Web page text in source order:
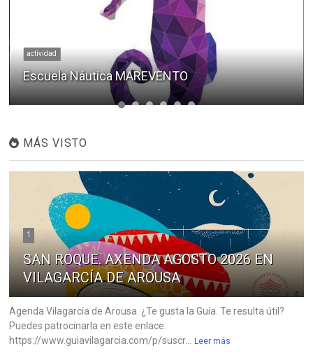
actividad
Escuela Náutica MAREVENTO
MÁS VISTO
1
SAN ROQUE. AXENDA AGOSTO 2026 EN
VILAGARCÍA DE AROUSA
Agenda Vilagarcía de Arousa. ¿Te gusta la Guía. Te resulta útil?
Puedes patrocinarla en este enlace:
https://www.guiavilagarcia.com/p/suscr...
Leer más